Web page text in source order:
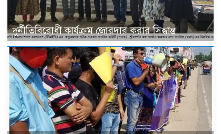
দুর্নীতিবিরোধী কার্যক্রম জোরদার করার সিদ্ধান্ত